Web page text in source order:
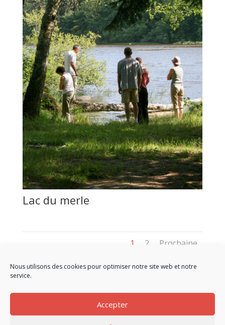
Nous utilisons des cookies pour optimiser notre site web et notre
service.
Accepter
Lac du merle
1 2 Prochaine